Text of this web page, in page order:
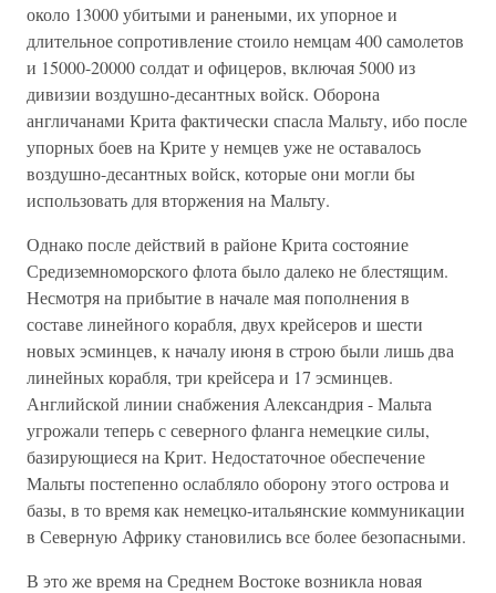
около 13000 убитыми и ранеными, их упорное и
длительное сопротивление стоило немцам 400 самолетов
и 15000-20000 солдат и офицеров, включая 5000 из
дивизии воздушно-десантных войск. Оборона
англичанами Крита фактически спасла Мальту, ибо после
упорных боев на Крите у немцев уже не оставалось
воздушно-десантных войск, которые они могли бы
использовать для вторжения на Мальту.
Однако после действий в районе Крита состояние
Средиземноморского флота было далеко не блестящим.
Несмотря на прибытие в начале мая пополнения в
составе линейного корабля, двух крейсеров и шести
новых эсминцев, к началу июня в строю были лишь два
линейных корабля, три крейсера и 17 эсминцев.
Английской линии снабжения Александрия - Мальта
угрожали теперь с северного фланга немецкие силы,
базирующиеся на Крит. Недостаточное обеспечение
Мальты постепенно ослабляло оборону этого острова и
базы, в то время как немецко-итальянские коммуникации
в Северную Африку становились все более безопасными.
В это же время на Среднем Востоке возникла новая